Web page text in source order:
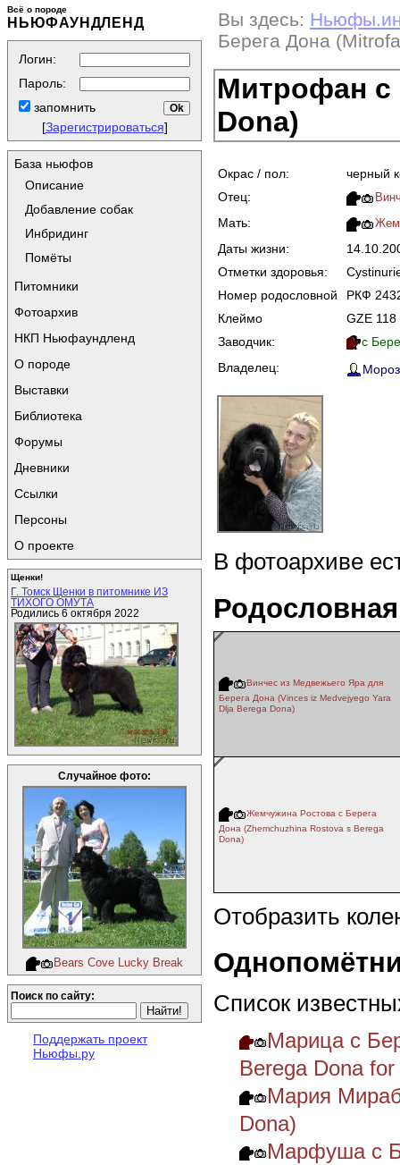
Всё о породе
НЬЮФАУНДЛЕНД
Логин:
Пароль:
запомнить
[Зарегистрироваться]
База ньюфов
Описание
Добавление собак
Инбридинг
Помёты
Питомники
Фотоархив
НКП Ньюфаундленд
О породе
Выставки
Библиотека
Форумы
Дневники
Ссылки
Персоны
О проекте
Щенки!
Г. Томск Щенки в питомнике ИЗ
ТИХОГО ОМУТА
Родились 6 октября 2022
Случайное фото:
Bears Cove Lucky Break
Поиск по сайту:
Поддержать проект
Ньюфы.ру
Вы здесь:
Берега Дона
Митрофан с
Dona)
Окрас / пол:
черный
Отец:
Мать:
Даты жизни:
Отметки здоровья:
Номер родословной
РКФ
Клеймо
GZE 118
Заводчик:
с
Владелец:
В фотоархиве
Родословная
Винчес из Медвежьего Яра для
Берега Дона (Vinces iz Medvejyego Yara
Dlja Berega Dona)
Жемчужина Ростова с Берега
Дона (Zhemchuzhina Rostova s Berega
Dona)
Отобразить
Список
Марица с
Berega Dona
Мария
Dona)
Марфуша с